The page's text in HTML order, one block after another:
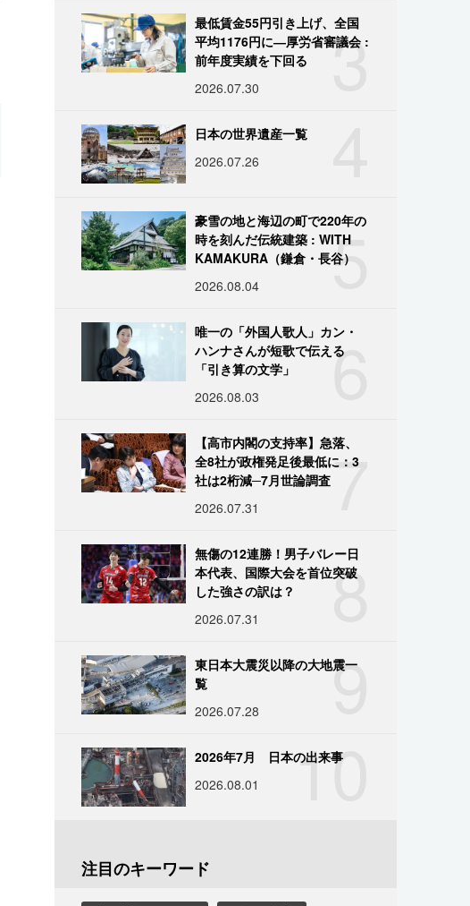
3
最低賃金55円引き上げ、全国
平均1176円に―厚労省審議会 :
前年度実績を下回る
2026.07.30
日本の世界遺産一覧
2026.07.26
5
豪雪の地と海辺の町で220年の
時を刻んだ伝統建築 : WITH
KAMAKURA（鎌倉・長谷）
2026.08.04
6
唯一の「外国人歌人」カン・
ハンナさんが短歌で伝える
「引き算の文学」
2026.08.03
7
【高市内閣の支持率】急落、
全8社が政権発足後最低に：3
社は2桁減─7月世論調査
2026.07.31
8
無傷の12連勝！男子バレー日
本代表、国際大会を首位突破
した強さの訳は？
2026.07.31
9
東日本大震災以降の大地震一
覧
2026.07.28
10
2026年7月 日本の出来事
2026.08.01
注目のキーワード